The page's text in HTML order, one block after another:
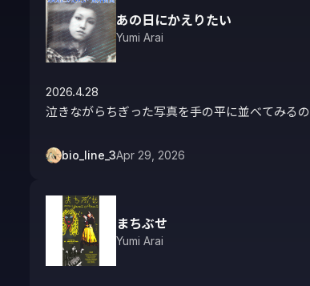
あの日にかえりたい
Yumi Arai
2026.4.28
泣きながらちぎった写真を手の平に並べてみるの
bio_line_3Apr 29, 2026
まちぶせ
Yumi Arai